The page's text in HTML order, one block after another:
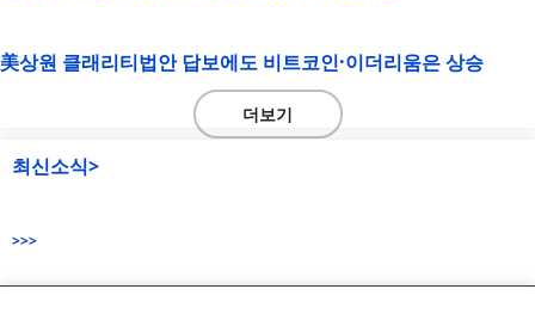
美상원 클래리티법안 답보에도 비트코인·이더리움은 상승
더보기
최신소식>
>>>